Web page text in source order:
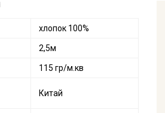
хлопок 100%
2,5м
115 гр/м.кв
Китай